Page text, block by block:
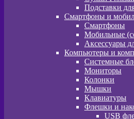
Подставки
Смартфоны и
Смартфоны
Мобильные
Аксессуары
Компьютеры и
Системные
Мониторы
Колонки
Мышки
Клавиатуры
Флешки и
USB